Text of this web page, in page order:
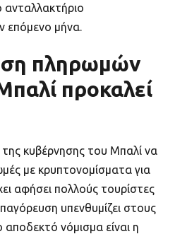
ανταλλακτήριο
επόμενο μήνα.
πληρωμών
προκαλεί
κυβέρνησης του Μπαλί να
με κρυπτονομίσματα για
αφήσει πολλούς τουρίστες
υπενθυμίζει στους
αποδεκτό νόμισμα είναι η